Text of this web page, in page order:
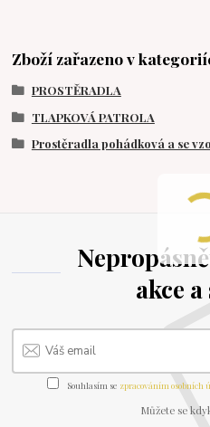
Zboží zařazeno v
PROSTĚRADLA
TLAPKOVÁ PATROLA
Prostěradla pohádková a se
akce
Souhlasím se zpracováním osobních
Můžete se